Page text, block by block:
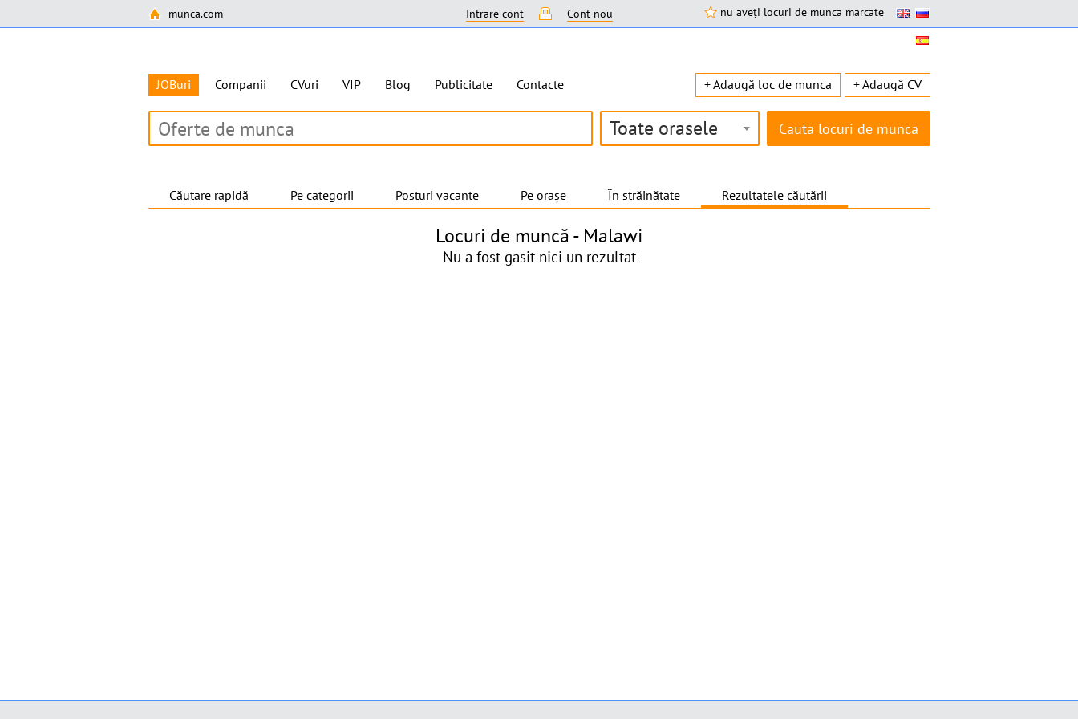
munca.com nu aveți locuri de munca marcate
Intrare cont Cont nou
JOBuri Companii CVuri VIP Blog Publicitate Contacte + Adaugă loc de munca + Adaugă CV
Toate orasele
Căutare rapidă Pe categorii Posturi vacante Pe orașe În străinătate Rezultatele căutării
Locuri de muncă - Malawi
Nu a fost gasit nici un rezultat